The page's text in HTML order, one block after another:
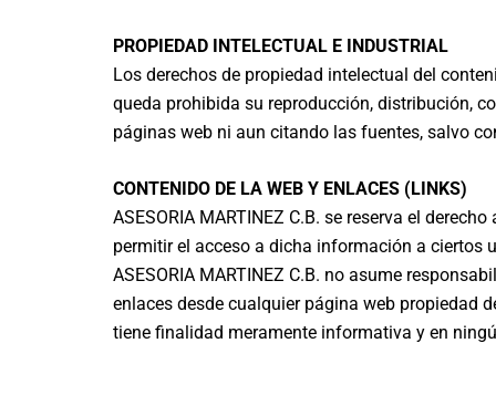
PROPIEDAD INTELECTUAL E INDUSTRIAL
Los derechos de propiedad intelectual del
queda prohibida su reproducción, distribución,
páginas web ni aun citando las fuentes, salvo
CONTENIDO DE LA WEB Y ENLACES (LINKS)
ASESORIA MARTINEZ C.B. se reserva el
permitir el acceso a dicha información a ciertos
ASESORIA MARTINEZ C.B. no asume
enlaces desde cualquier página web propiedad
tiene finalidad meramente informativa y en